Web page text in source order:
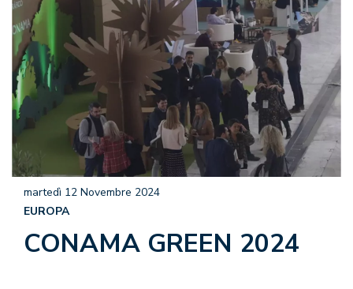
CONAMA GREEN 2024
martedì 12 Novembre 2024
EUROPA